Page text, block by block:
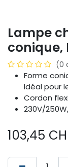
Lampe
conique,
(0
Forme
Idéal pour
Cordon
230V/
103,45